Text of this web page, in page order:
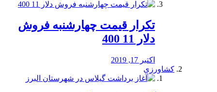
تکرار قیمت چهارشنبه فروش
دلار 11 400
اکتبر 17, 2019
کشاورزی